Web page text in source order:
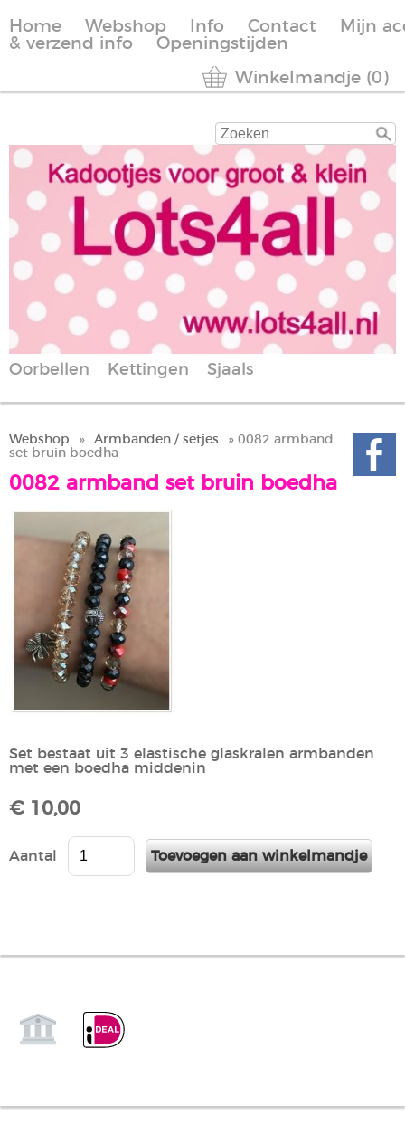
Home Webshop Info Contact
Mijn
& verzend info
Openingstijden
Winkelmandje (0)
Oorbellen Kettingen Sjaals
Webshop » Armbanden / setjes
» 0082 armband
set bruin boedha
0082 armband set bruin boedha
Set bestaat uit 3 elastische glaskralen armbanden
met een boedha middenin
€ 10,00
Aantal